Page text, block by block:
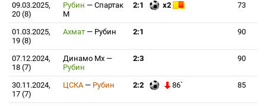
09.03.2025,
20 (8)
Рубин — Спартак
М
2:1 x2 73
01.03.2025,
19 (8)
Ахмат — Рубин 2:1 90
07.12.2024,
18 (7)
Динамо Мх —
Рубин
2:3 90
30.11.2024,
17 (7)
ЦСКА — Рубин 2:2 86` 85